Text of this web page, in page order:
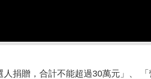
捐贈，合計不能超過30萬元」、